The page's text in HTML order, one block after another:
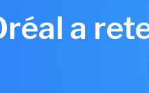
a